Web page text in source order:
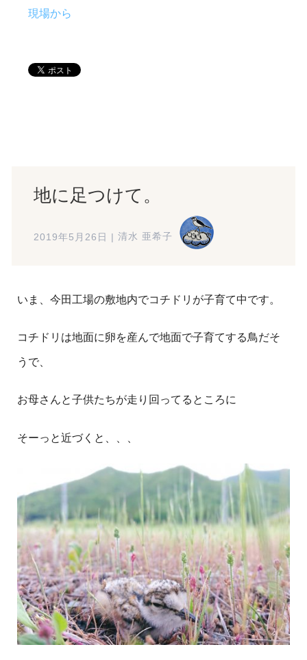
現場から
地に足つけて。
2019年5月26日 | 清水 亜希子
いま、今田工場の敷地内でコチドリが子育て中です。
コチドリは地面に卵を産んで地面で子育てする鳥だそ
うで、
お母さんと子供たちが走り回ってるところに
そーっと近づくと、、、